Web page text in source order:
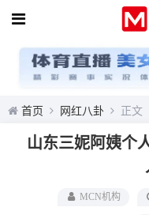
首页 网红八卦 正文
山东三妮阿姨个
MCN机构